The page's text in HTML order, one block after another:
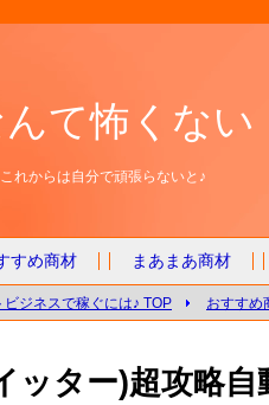
て怖くな
れからは自分で頑張らないと♪
すめ商材 まあまあ商材
ジネスで稼ぐには♪ TOP おすすめ
ッター)超攻略自